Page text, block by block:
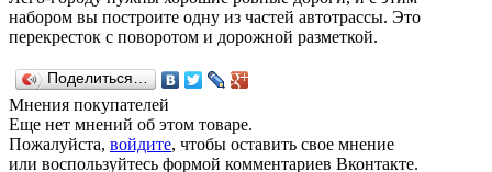
набором вы построите одну из частей автотрассы. Это
перекресток с поворотом и дорожной разметкой.
Поделиться…
Мнения покупателей
Еще нет мнений об этом товаре.
Пожалуйста, войдите, чтобы оставить свое мнение
или воспользуйтесь формой комментариев Вконтакте.